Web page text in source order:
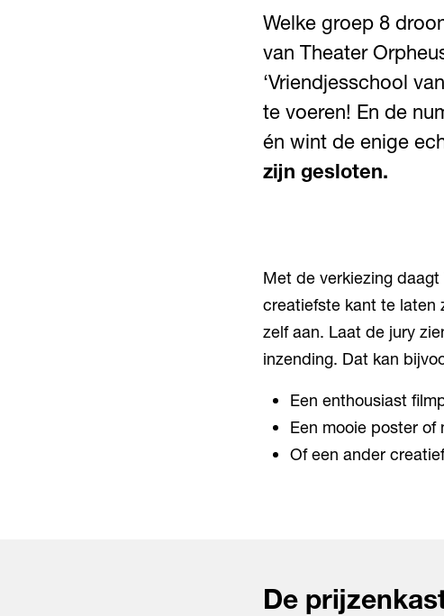
Welke groep 8
van Theater
‘Vriendjesschool
te voeren! En de
én wint de enige
zijn gesloten.
Met de verkiezing
creatiefste kant te laten
zelf aan. Laat de jury
inzending. Dat kan
Een enthousiast
Een mooie poster of
Of een ander
De